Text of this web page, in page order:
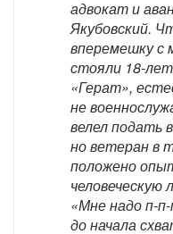
адвокат и
Якубовский.
вперемешку
стояли 18-
«Герат»,
не
велел подать
но ветеран в
положено
человеческую
«Мне надо п-
до начала